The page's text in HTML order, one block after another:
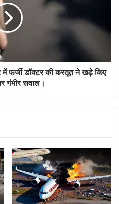
में फर्जी डॉक्टर की करतूत ने खड़े किए
गंभीर सवाल।